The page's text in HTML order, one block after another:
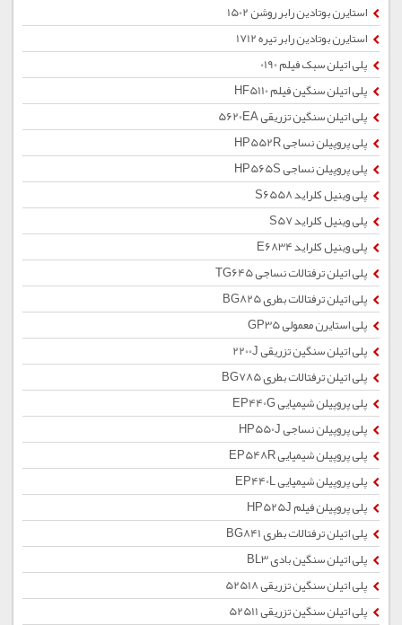
استایرن بوتادین رابر روشن 1502
استایرن بوتادین رابر تیره 1712
پلی اتیلن سبک فیلم 0190
پلی اتیلن سنگین فیلم HF5110
پلی اتیلن سنگین تزریقی 5620EA
پلی پروپیلن نساجی HP552R
پلی پروپیلن نساجی HP565S
پلی وینیل کلراید S6558
پلی وینیل کلراید S57
پلی وینیل کلراید E6834
پلی اتیلن ترفتالات نساجی TG645
پلی اتیلن ترفتالات بطری BG825
پلی استایرن معمولی GP35
پلی اتیلن سنگین تزریقی 2200J
پلی اتیلن ترفتالات بطری BG785
پلی پروپیلن شیمیایی EP440G
پلی پروپیلن نساجی HP550J
پلی پروپیلن شیمیایی EP548R
پلی پروپیلن شیمیایی EP440L
پلی پروپیلن فیلم HP525J
پلی اتیلن ترفتالات بطری BG841
پلی اتیلن سنگین بادی BL3
پلی اتیلن سنگین تزریقی 52518
پلی اتیلن سنگین تزریقی 52511